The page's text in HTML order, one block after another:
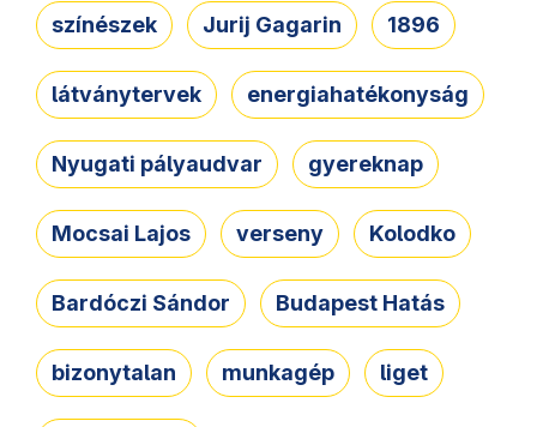
színészek Jurij Gagarin 1896
látványtervek energiahatékonyság
Nyugati pályaudvar gyereknap
Mocsai Lajos verseny Kolodko
Bardóczi Sándor Budapest Hatás
bizonytalan munkagép liget